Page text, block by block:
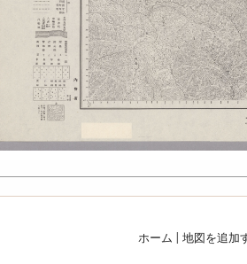
ホーム | 地図を追加